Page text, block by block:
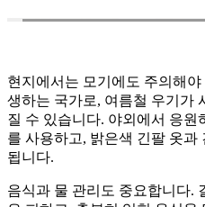
현지에서는 모기에도 주의해
생하는 국가로, 여름철 우기가
질 수 있습니다. 야외에서 응원
를 사용하고, 밝은색 긴팔 옷과
됩니다.
음식과 물 관리도 중요합니다.